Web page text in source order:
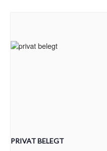
PRIVAT BELEGT